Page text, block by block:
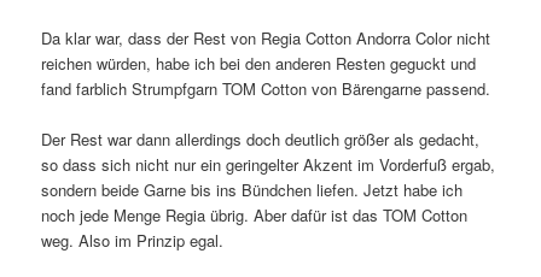
Da klar war, dass der Rest von Regia Cotton Andorra Color nicht
reichen würden, habe ich bei den anderen Resten geguckt und
fand farblich Strumpfgarn TOM Cotton von Bärengarne passend.
Der Rest war dann allerdings doch deutlich größer als gedacht,
so dass sich nicht nur ein geringelter Akzent im Vorderfuß ergab,
sondern beide Garne bis ins Bündchen liefen. Jetzt habe ich
noch jede Menge Regia übrig. Aber dafür ist das TOM Cotton
weg. Also im Prinzip egal.